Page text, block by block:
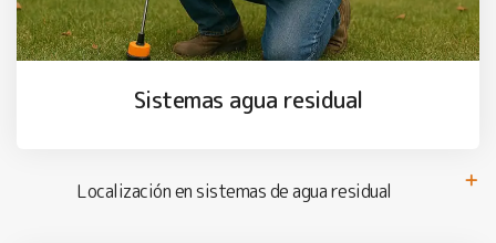
Sistemas agua residual
Localización en sistemas de agua residual